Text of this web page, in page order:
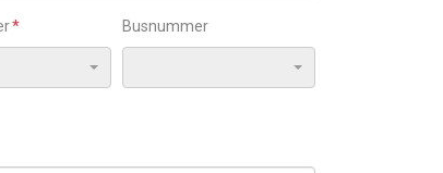
Busnummer